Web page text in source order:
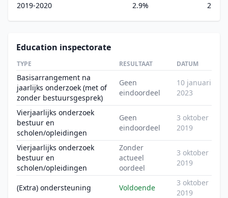
2019-2020
2.9% 2
Education inspectorate
TYPE RESULTAAT DATUM
Basisarrangement na
jaarlijks onderzoek (met of
zonder bestuursgesprek)
Geen
eindoordeel
10 januari
2023
Vierjaarlijks onderzoek
bestuur en
scholen/opleidingen
Geen
eindoordeel
3 oktober
2019
Vierjaarlijks onderzoek
bestuur en
scholen/opleidingen
Zonder
actueel
oordeel
3 oktober
2019
(Extra) ondersteuning Voldoende
3 oktober
2019